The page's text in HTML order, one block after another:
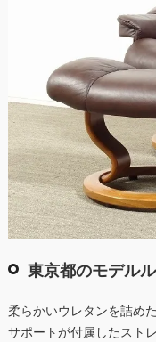
東京都のモデル
柔らかいウレタンを詰め
サポートが付属したスト